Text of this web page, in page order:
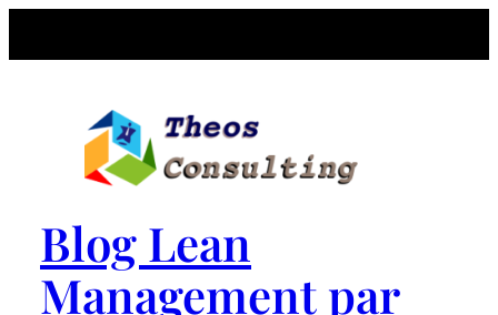
Blog Lean
Management par